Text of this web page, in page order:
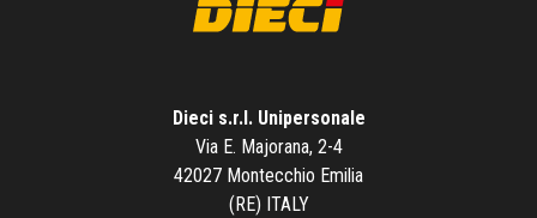
Dieci s.r.l. Unipersonale
Via E. Majorana, 2-4
42027 Montecchio Emilia
(RE) ITALY